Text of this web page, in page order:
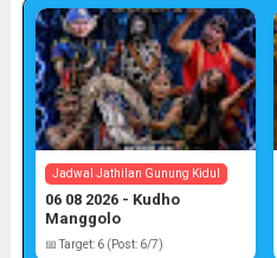
Jadwal Jathilan Gunung Kidul
06 08 2026 - Kudho
Manggolo
📅 Target: 6 (Post: 6/7)